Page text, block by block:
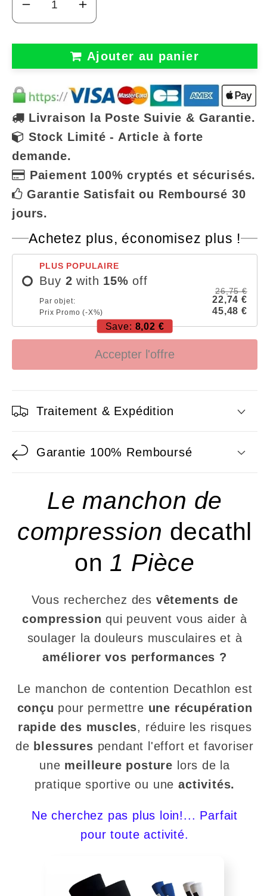
Réduire
de
MANCHON
DE
COMPRESSION
DECATHLON
|
Compress-
Leg™
Augmenter
quantité
de
MANCHON
DE
COMPRESSION
DECATHLON
Compress-
Leg™
Ajouter au panier
Livraison la Poste Suivie & Garantie.
Stock Limité - Article à forte
demande.
Paiement 100% cryptés et sécurisés.
Garantie Satisfait ou Remboursé 30
jours.
Achetez plus, économisez plus !
PLUS POPULAIRE
Buy 2 with 15% off
Par objet:
26,75 €
22,74 €
Prix Promo (-X%)
45,48 €
Save: 8,02 €
Accepter l'offre
Traitement & Expédition
Garantie 100% Remboursé
Le manchon de
compression decathl
on 1 Pièce
Vous recherchez des vêtements de
compression qui peuvent vous aider à
soulager la douleurs musculaires et à
améliorer vos performances ?
Le manchon de contention Decathlon est
conçu pour permettre une récupération
rapide des muscles, réduire les risques
de blessures pendant l'effort et favoriser
une meilleure posture lors de la
pratique sportive ou uneactivités.
Ne cherchez pas plus loin!... Parfait
pour toute activité.